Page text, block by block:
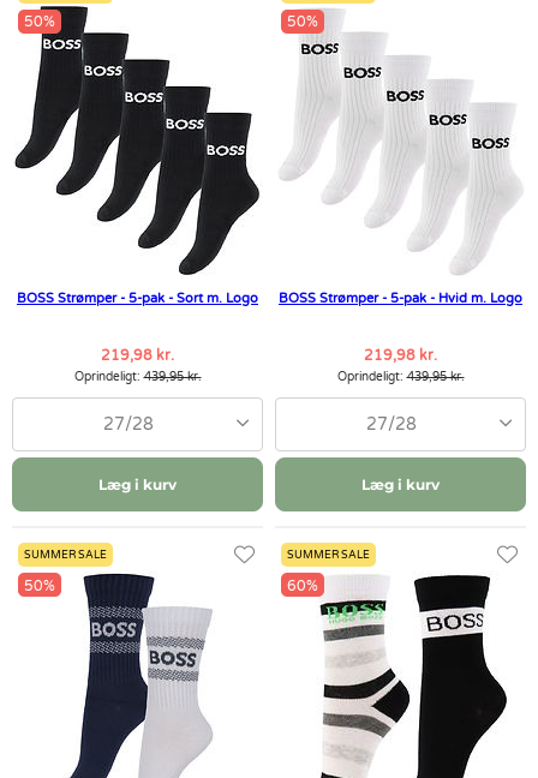
50%
BOSS Strømper - 5-pak - Sort m. Logo
219,98 kr.
Oprindeligt:439,95 kr.
27/28
Læg i kurv
50%
BOSS Strømper - 5-pak - Hvid m. Logo
219,98 kr.
Oprindeligt:439,95 kr.
27/28
Læg i kurv
SUMMER SALE
50%
SUMMER SALE
60%